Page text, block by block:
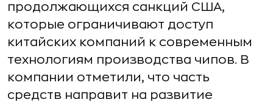
продолжающихся санкций США,
которые ограничивают доступ
китайских компаний к современным
технологиям производства чипов. В
компании отметили, что часть
средств направит на развитие